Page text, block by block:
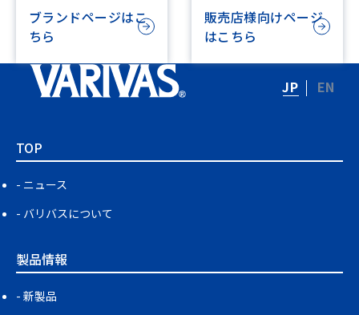
ブランドページはこ
ちら
行えます
販売店様向けページ
はこちら
JP EN
TOP
ニュース
バリバスについて
製品情報
新製品